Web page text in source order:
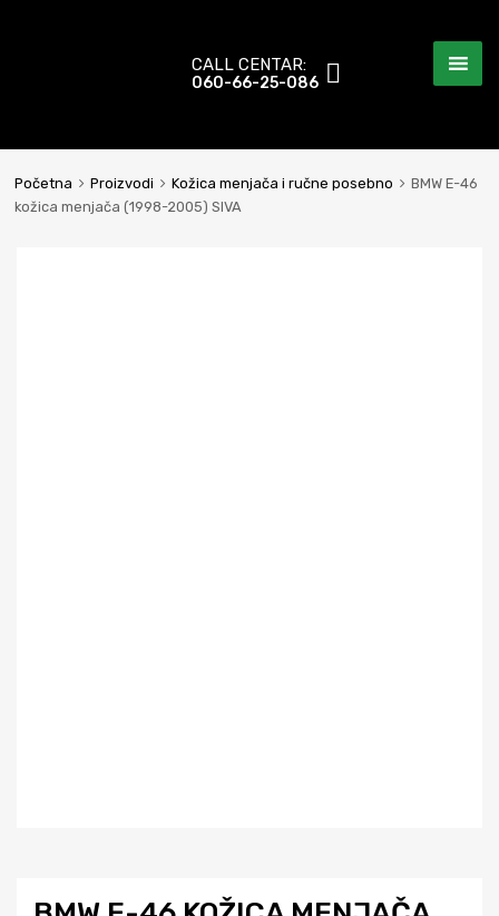
CALL CENTAR:
060-66-25-086
Početna Proizvodi Kožica menjača i ručne posebno
BMW E-46
kožica menjača (1998-2005) SIVA